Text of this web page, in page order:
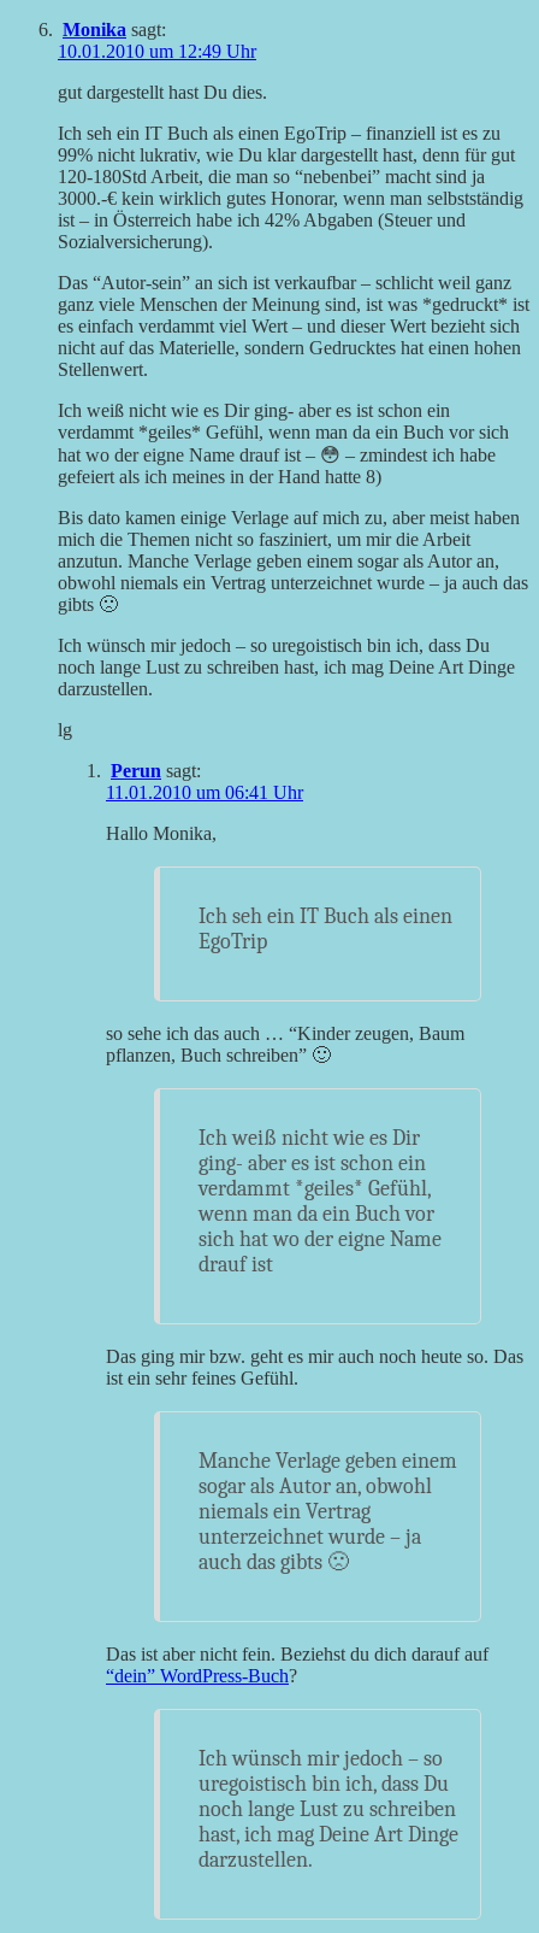
Monika sagt:
10.01.2010 um 12:49 Uhr
gut dargestellt hast Du dies.
Ich seh ein IT Buch als einen EgoTrip – finanziell ist es zu
99% nicht lukrativ, wie Du klar dargestellt hast, denn für gut
120-180Std Arbeit, die man so “nebenbei” macht sind ja
3000.-€ kein wirklich gutes Honorar, wenn man selbstständig
ist – in Österreich habe ich 42% Abgaben (Steuer und
Sozialversicherung).
Das “Autor-sein” an sich ist verkaufbar – schlicht weil ganz
ganz viele Menschen der Meinung sind, ist was *gedruckt* ist
es einfach verdammt viel Wert – und dieser Wert bezieht sich
nicht auf das Materielle, sondern Gedrucktes hat einen hohen
Stellenwert.
Ich weiß nicht wie es Dir ging- aber es ist schon ein
verdammt *geiles* Gefühl, wenn man da ein Buch vor sich
hat wo der eigne Name drauf ist – 😳 – zmindest ich habe
gefeiert als ich meines in der Hand hatte 8)
Bis dato kamen einige Verlage auf mich zu, aber meist haben
mich die Themen nicht so fasziniert, um mir die Arbeit
anzutun. Manche Verlage geben einem sogar als Autor an,
obwohl niemals ein Vertrag unterzeichnet wurde – ja auch das
gibts 🙁
Ich wünsch mir jedoch – so uregoistisch bin ich, dass Du
noch lange Lust zu schreiben hast, ich mag Deine Art Dinge
darzustellen.
lg
Perun sagt:
11.01.2010 um 06:41 Uhr
Hallo Monika,
Ich seh ein IT Buch als einen
EgoTrip
so sehe ich das auch … “Kinder zeugen, Baum
pflanzen, Buch schreiben” 🙂
Ich weiß nicht wie es Dir
ging- aber es ist schon ein
verdammt *geiles* Gefühl,
wenn man da ein Buch vor
sich hat wo der eigne Name
drauf ist
Das ging mir bzw. geht es mir auch noch heute so. Das
ist ein sehr feines Gefühl.
Manche Verlage geben einem
sogar als Autor an, obwohl
niemals ein Vertrag
unterzeichnet wurde – ja
auch das gibts 🙁
Das ist aber nicht fein. Beziehst du dich darauf auf
“dein” WordPress-Buch?
Ich wünsch mir jedoch – so
uregoistisch bin ich, dass Du
noch lange Lust zu schreiben
hast, ich mag Deine Art Dinge
darzustellen.